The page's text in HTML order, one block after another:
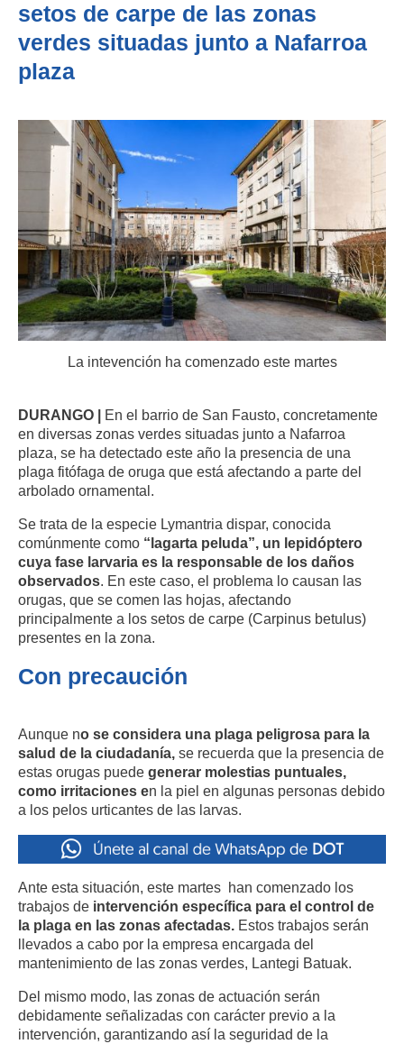
setos de carpe de las zonas
verdes situadas junto a Nafarroa
plaza
La intevención ha comenzado este martes
DURANGO | En el barrio de San Fausto, concretamente
en diversas zonas verdes situadas junto a Nafarroa
plaza, se ha detectado este año la presencia de una
plaga fitófaga de oruga que está afectando a parte del
arbolado ornamental.
Se trata de la especie Lymantria dispar, conocida
comúnmente como “lagarta peluda”, un lepidóptero
cuya fase larvaria es la responsable de los daños
observados. En este caso, el problema lo causan las
orugas, que se comen las hojas, afectando
principalmente a los setos de carpe (Carpinus betulus)
presentes en la zona.
Con precaución
Aunque no se considera una plaga peligrosa para la
salud de la ciudadanía, se recuerda que la presencia de
estas orugas puede generar molestias puntuales,
como irritaciones en la piel en algunas personas debido
a los pelos urticantes de las larvas.
Ante esta situación, este martes han comenzado los
trabajos de intervención específica para el control de
la plaga en las zonas afectadas. Estos trabajos serán
llevados a cabo por la empresa encargada del
mantenimiento de las zonas verdes, Lantegi Batuak.
Del mismo modo, las zonas de actuación serán
debidamente señalizadas con carácter previo a la
intervención, garantizando así la seguridad de la